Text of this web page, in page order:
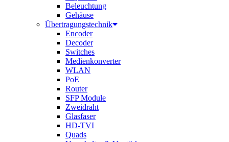
Beleuchtung
Gehäuse
Übertragungstechnik
Encoder
Decoder
Switches
Medienkonverter
WLAN
PoE
Router
SFP Module
Zweidraht
Glasfaser
HD-TVI
Quads